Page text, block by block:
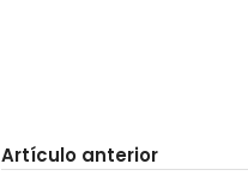
Artículo anterior